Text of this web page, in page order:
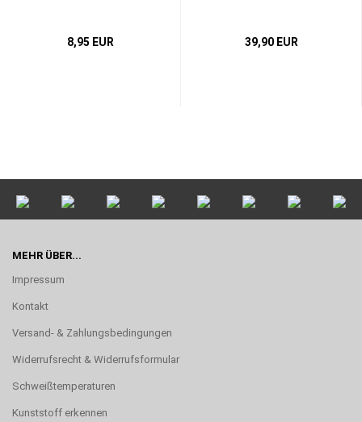
8,95 EUR 39,90 EUR
MEHR ÜBER...
Impressum
Kontakt
Versand- & Zahlungsbedingungen
Widerrufsrecht & Widerrufsformular
Schweißtemperaturen
Kunststoff erkennen